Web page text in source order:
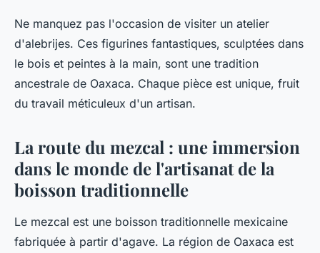
Ne manquez pas l'occasion de visiter un atelier
d'alebrijes. Ces figurines fantastiques, sculptées dans
le bois et peintes à la main, sont une tradition
ancestrale de Oaxaca. Chaque pièce est unique, fruit
du travail méticuleux d'un artisan.
La route du mezcal : une immersion
dans le monde de l'artisanat de la
boisson traditionnelle
Le mezcal est une boisson traditionnelle mexicaine
fabriquée à partir d'agave. La région de Oaxaca est